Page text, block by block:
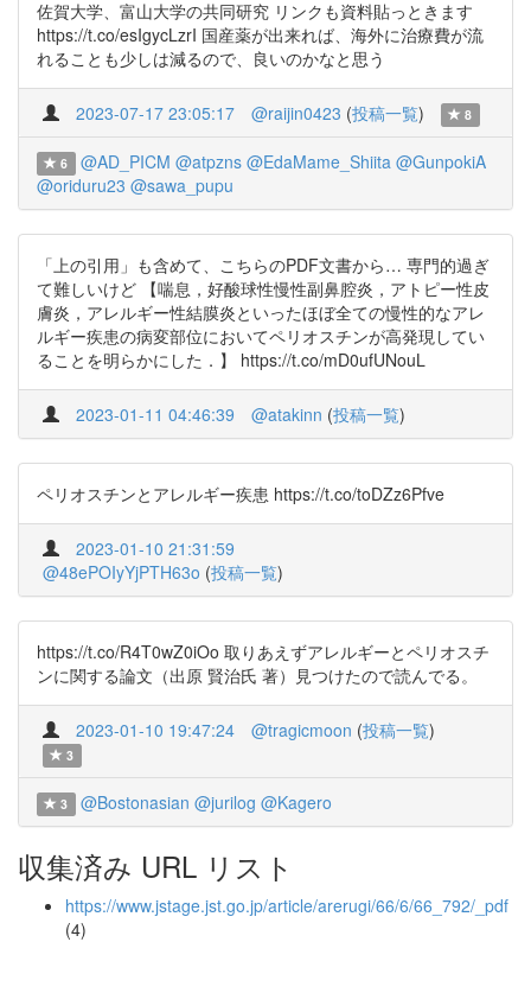
佐賀大学、富山大学の共同研究 リンクも資料貼っときます
https://t.co/esIgycLzrI 国産薬が出来れば、海外に治療費が流
れることも少しは減るので、良いのかなと思う
2023-07-17 23:05:17 @raijin0423 (投稿一覧) 8
6 @AD_PICM @atpzns @EdaMame_Shiita @GunpokiA
@oriduru23 @sawa_pupu
「上の引用」も含めて、こちらのPDF文書から… 専門的過ぎ
て難しいけど 【喘息，好酸球性慢性副鼻腔炎，アトピー性皮
膚炎，アレルギー性結膜炎といったほぼ全ての慢性的なアレ
ルギー疾患の病変部位においてペリオスチンが高発現してい
ることを明らかにした．】 https://t.co/mD0ufUNouL
2023-01-11 04:46:39 @atakinn (投稿一覧)
ペリオスチンとアレルギー疾患 https://t.co/toDZz6Pfve
2023-01-10 21:31:59
@48ePOIyYjPTH63o (投稿一覧)
https://t.co/R4T0wZ0iOo 取りあえずアレルギーとペリオスチ
ンに関する論文（出原 賢治氏 著）見つけたので読んでる。
2023-01-10 19:47:24 @tragicmoon (投稿一覧)
3
3 @Bostonasian @jurilog @Kagero
収集済み URL リスト
https://www.jstage.jst.go.jp/article/arerugi/66/6/66_792/_pdf
(4)